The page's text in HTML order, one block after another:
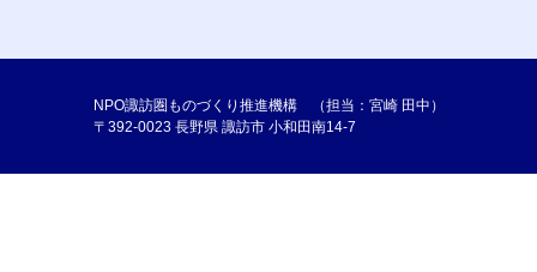
NPO諏訪圏ものづくり推進機構 （担当：宮崎 田中）
〒392-0023 長野県 諏訪市 小和田南14-7